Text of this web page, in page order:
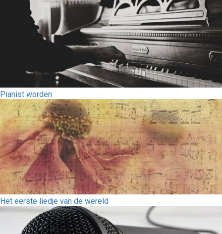
Pianist worden
Het eerste liedje van de wereld